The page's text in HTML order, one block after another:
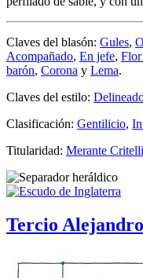
Claves del blasón: Gules,
Acompañado, En jefe,
barón, Corona y Lema.
Claves del estilo:
Clasificación: Gentilicio,
Titularidad: Merante
Tercio